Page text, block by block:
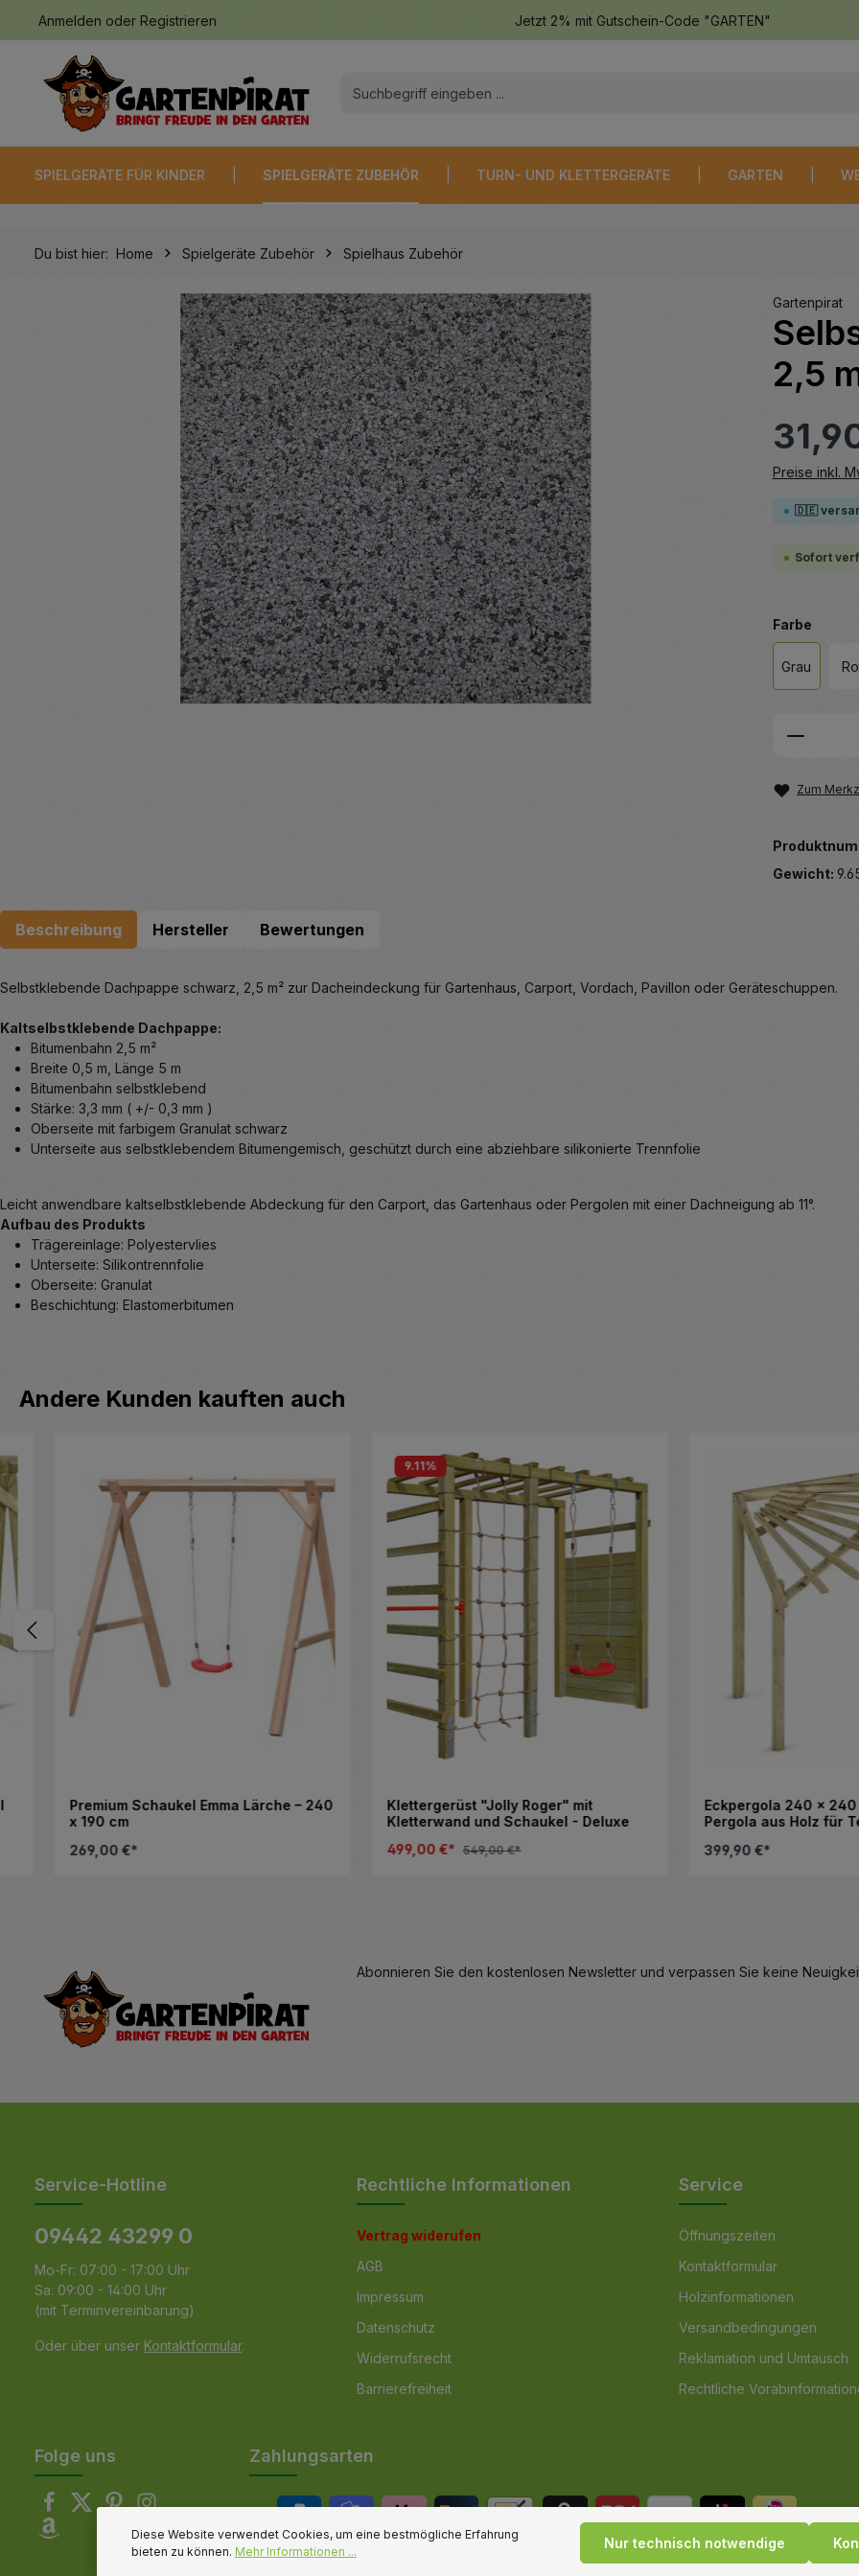
Zur Hauptnavigation springen
Anmelden oder Registrieren Jetzt 2% mit Gutschein-Code "GARTEN"
SPIELGERÄTE FÜR KINDER SPIELGERÄTE ZUBEHÖR TURN- UND KLETTERGERÄTE GARTEN
Du bist hier: Home Spielgeräte Zubehör Spielhaus Zubehör
Gartenpirat
2,5
Preise inkl.
🇩🇪
Sofort
Farbe
Grau
Zum
Gewicht:
Beschreibung Hersteller Bewertungen
Selbstklebende Dachpappe schwarz, 2,5 m² zur Dacheindeckung für Gartenhaus, Carport, Vordach, Pavillon oder Geräteschuppen.
Kaltselbstklebende Dachpappe:
Bitumenbahn 2,5 m²
Breite 0,5 m, Länge 5 m
Bitumenbahn selbstklebend
Stärke: 3,3 mm ( +/- 0,3 mm )
Oberseite mit farbigem Granulat schwarz
Unterseite aus selbstklebendem Bitumengemisch, geschützt durch eine abziehbare silikonierte Trennfolie
Leicht anwendbare kaltselbstklebende Abdeckung für den Carport, das Gartenhaus oder Pergolen mit einer Dachneigung ab 11°.
Aufbau des Produkts
Trägereinlage: Polyestervlies
Unterseite: Silikontrennfolie
Oberseite: Granulat
Beschichtung: Elastomerbitumen
Produktgalerie überspringen
Andere Kunden kauften auch
Premium Schaukel Emma Lärche – 240
x 190 cm
269,00 €*
Klettergerüst "Jolly Roger" mit
Kletterwand und Schaukel - Deluxe
499,00 €* 549,00 €*
Eckpergola 240 x 240 x
Pergola aus Holz für
399,90 €*
Abonnieren Sie den kostenlosen Newsletter und verpassen Sie keine
Service-Hotline
09442 43299 0
Mo-Fr: 07:00 - 17:00 Uhr
Sa: 09:00 - 14:00 Uhr
(mit Terminvereinbarung)
Oder über unser Kontaktformular.
Rechtliche Informationen
Vertrag widerufen
AGB
Impressum
Datenschutz
Widerrufsrecht
Barrierefreiheit
Service
Öffnungszeiten
Kontaktformular
Holzinformationen
Versandbedingungen
Reklamation und Umtausch
Rechtliche
Folge uns Zahlungsarten
Diese Website verwendet Cookies, um eine bestmögliche Erfahrung
bieten zu können. Mehr Informationen ... Nur technisch notwendige